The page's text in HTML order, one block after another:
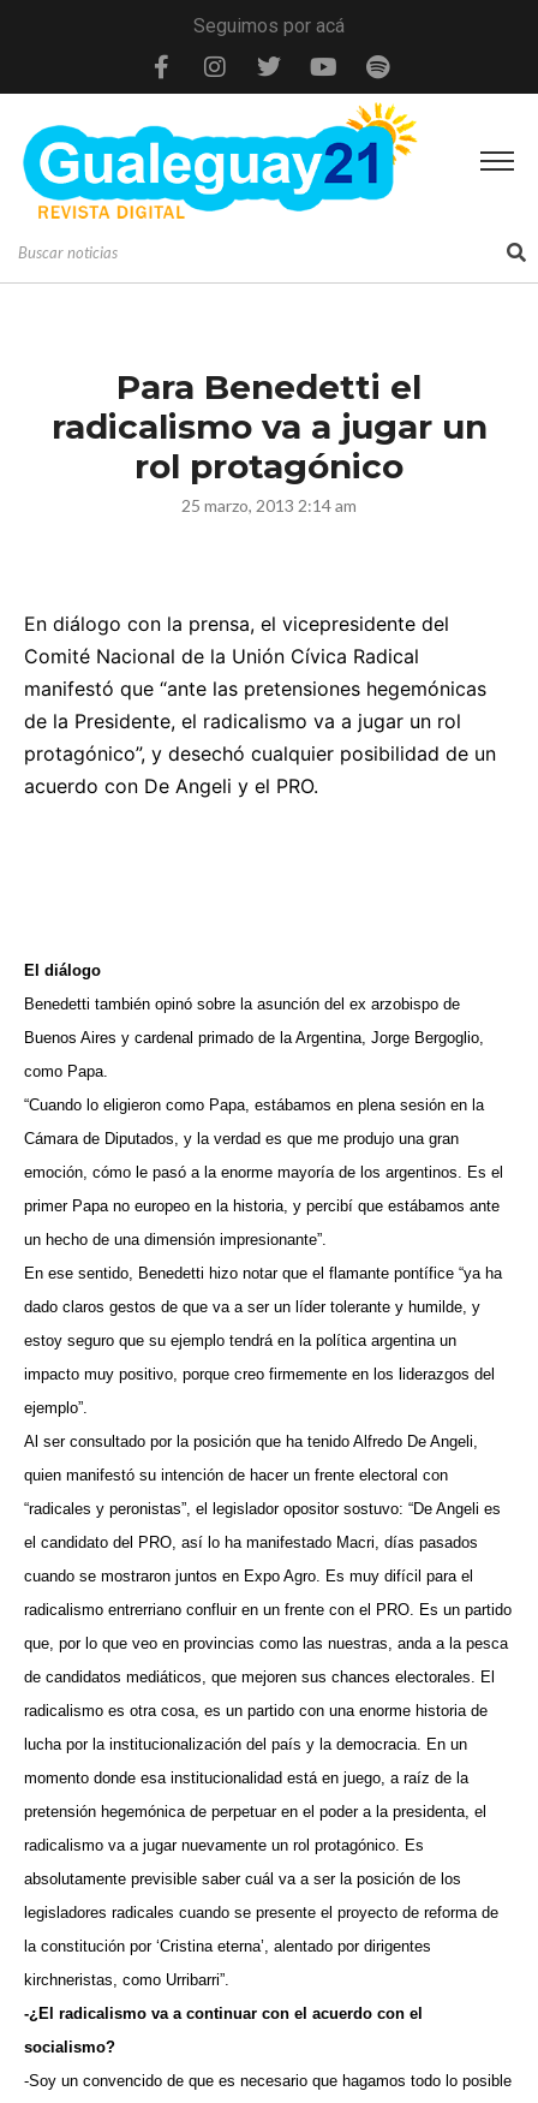
Seguimos por acá
Para Benedetti el
radicalismo va a jugar un
rol protagónico
25 marzo, 2013 2:14 am
En diálogo con la prensa, el vicepresidente del
Comité Nacional de la Unión Cívica Radical
manifestó que “ante las pretensiones hegemónicas
de la Presidente, el radicalismo va a jugar un rol
protagónico”, y desechó cualquier posibilidad de un
acuerdo con De Angeli y el PRO.
El diálogo
Benedetti también opinó sobre la asunción del ex arzobispo de
Buenos Aires y cardenal primado de la Argentina, Jorge Bergoglio,
como Papa.
“Cuando lo eligieron como Papa, estábamos en plena sesión en la
Cámara de Diputados, y la verdad es que me produjo una gran
emoción, cómo le pasó a la enorme mayoría de los argentinos. Es el
primer Papa no europeo en la historia, y percibí que estábamos ante
un hecho de una dimensión impresionante”.
En ese sentido, Benedetti hizo notar que el flamante pontífice “ya ha
dado claros gestos de que va a ser un líder tolerante y humilde, y
estoy seguro que su ejemplo tendrá en la política argentina un
impacto muy positivo, porque creo firmemente en los liderazgos del
ejemplo”.
Al ser consultado por la posición que ha tenido Alfredo De Angeli,
quien manifestó su intención de hacer un frente electoral con
“radicales y peronistas”, el legislador opositor sostuvo: “De Angeli es
el candidato del PRO, así lo ha manifestado Macri, días pasados
cuando se mostraron juntos en Expo Agro. Es muy difícil para el
radicalismo entrerriano confluir en un frente con el PRO. Es un partido
que, por lo que veo en provincias como las nuestras, anda a la pesca
de candidatos mediáticos, que mejoren sus chances electorales. El
radicalismo es otra cosa, es un partido con una enorme historia de
lucha por la institucionalización del país y la democracia. En un
momento donde esa institucionalidad está en juego, a raíz de la
pretensión hegemónica de perpetuar en el poder a la presidenta, el
radicalismo va a jugar nuevamente un rol protagónico. Es
absolutamente previsible saber cuál va a ser la posición de los
legisladores radicales cuando se presente el proyecto de reforma de
la constitución por ‘Cristina eterna’, alentado por dirigentes
kirchneristas, como Urribarri”.
-¿El radicalismo va a continuar con el acuerdo con el
socialismo?
-Soy un convencido de que es necesario que hagamos todo lo posible